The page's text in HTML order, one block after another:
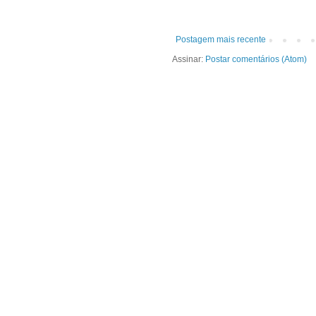
Postagem mais recente
Assinar: Postar comentários (Atom)